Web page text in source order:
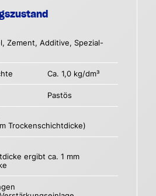
Zement, Additive, Spezial-
Ca. 1,0 kg/dm³
Pastös
Trockenschichtdicke)
ergibt ca. 1 mm